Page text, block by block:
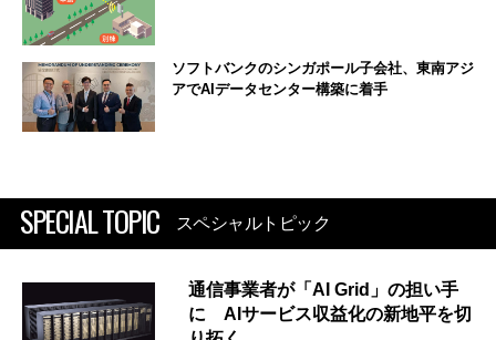
ソフトバンクのシンガポール子会社、東南アジ
アでAIデータセンター構築に着手
SPECIAL TOPIC スペシャルトピック
通信事業者が「AI Grid」の担い手
に AIサービス収益化の新地平を切